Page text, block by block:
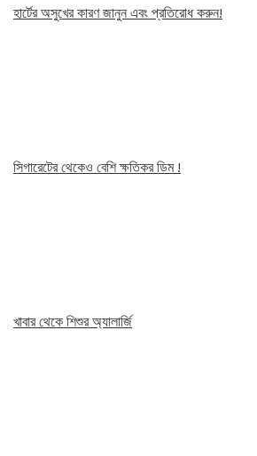
হার্টের অসুখের কারণ জানুন এবং প্রতিরোধ করুন!
সিগারেটের থেকেও বেশি ক্ষতিকর ডিম !
খাবার থেকে শিশুর অ্যালার্জি